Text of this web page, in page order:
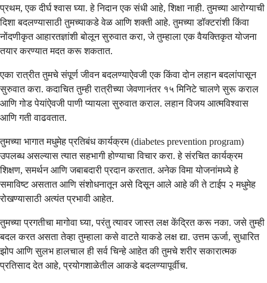
प्रथम, एक दीर्घ श्वास घ्या. हे निदान एक संधी आहे, शिक्षा नाही. तुमच्या आरोग्याची
दिशा बदलण्यासाठी तुमच्याकडे वेळ आणि शक्ती आहे. तुमच्या डॉक्टरांशी किंवा
नोंदणीकृत आहारतज्ञांशी बोलून सुरुवात करा, जे तुम्हाला एक वैयक्तिकृत योजना
तयार करण्यात मदत करू शकतात.
एका रात्रीत तुमचे संपूर्ण जीवन बदलण्याऐवजी एक किंवा दोन लहान बदलांपासून
सुरुवात करा. कदाचित तुम्ही रात्रीच्या जेवणानंतर १५ मिनिटे चालणे सुरू कराल
आणि गोड पेयांऐवजी पाणी प्यायला सुरुवात कराल. लहान विजय आत्मविश्वास
आणि गती वाढवतात.
तुमच्या भागात मधुमेह प्रतिबंध कार्यक्रम (diabetes prevention program)
उपलब्ध असल्यास त्यात सहभागी होण्याचा विचार करा. हे संरचित कार्यक्रम
शिक्षण, समर्थन आणि जबाबदारी प्रदान करतात. अनेक विमा योजनांमध्ये हे
समाविष्ट असतात आणि संशोधनातून असे दिसून आले आहे की ते टाईप २ मधुमेह
रोखण्यासाठी अत्यंत प्रभावी आहेत.
तुमच्या प्रगतीचा मागोवा घ्या, परंतु त्यावर जास्त लक्ष केंद्रित करू नका. जसे तुम्ही
बदल करत असता तेव्हा तुम्हाला कसे वाटते याकडे लक्ष द्या. उत्तम ऊर्जा, सुधारित
झोप आणि सुलभ हालचाल ही सर्व चिन्हे आहेत की तुमचे शरीर सकारात्मक
प्रतिसाद देत आहे, प्रयोगशाळेतील आकडे बदलण्यापूर्वीच.